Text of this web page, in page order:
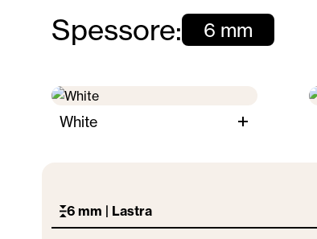
Spessore: 6 mm
White
6 mm | Lastra